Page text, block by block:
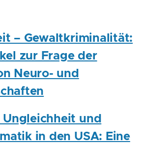
– Gewaltkriminalität:
zur Frage der
Neuro- und
Ungleichheit und
in den USA: Eine